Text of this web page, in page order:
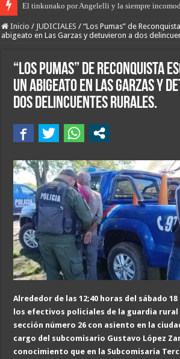
El primer encuentro de “Rodanteros del
Inicio / JUDICIALES / “Los Pumas” de
abigeato en Las Garzas y detuvieron a dos
“Los Pumas” de Reconquista
un abigeato en Las Garzas y
dos delincuentes rurales.
Alrededor de las 12;40 horas del sábado 18
los efectivos policiales de la guardia rural
sección número 26 con asiento en la
cargo del subcomisario Gustavo López
conocimiento que en la Subcomisaria